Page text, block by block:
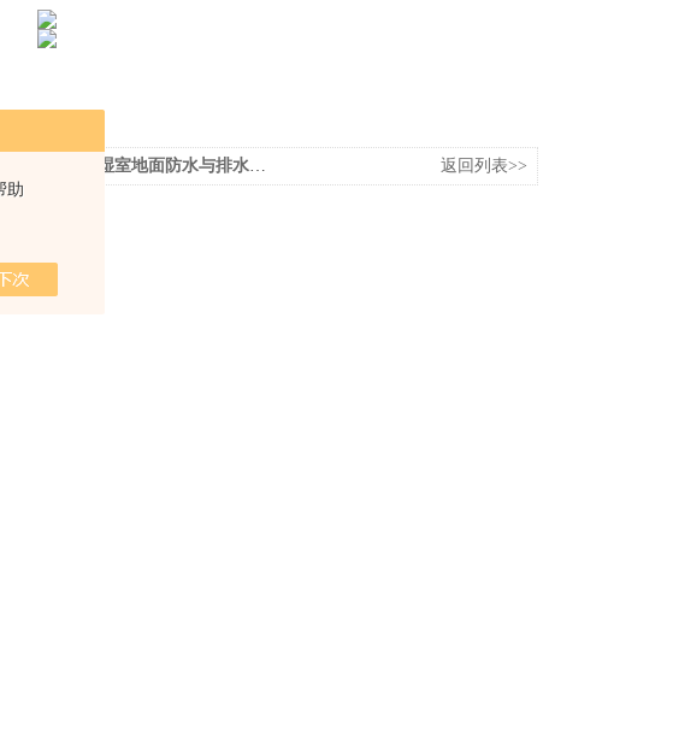
助
步入式恒温恒湿室地面防水与排水设计 返回列表>>